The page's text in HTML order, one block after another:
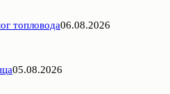
топловода06.08.2026
05.08.2026